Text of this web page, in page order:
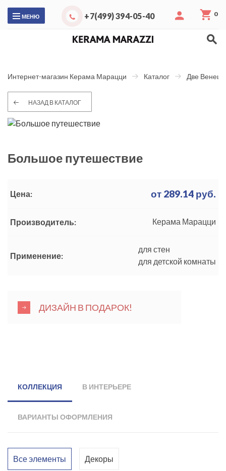
МЕНЮ +7(499) 394-05-40 0
Интернет-магазин Керама Марацци Каталог Две
НАЗАД В КАТАЛОГ
Большое путешествие
Цена: от 289.14 руб.
Производитель: Керама Марацци
Применение:
для стен
для детской комнаты
ДИЗАЙН В ПОДАРОК!
КОЛЛЕКЦИЯ В ИНТЕРЬЕРЕ
ВАРИАНТЫ ОФОРМЛЕНИЯ
Все элементы Декоры